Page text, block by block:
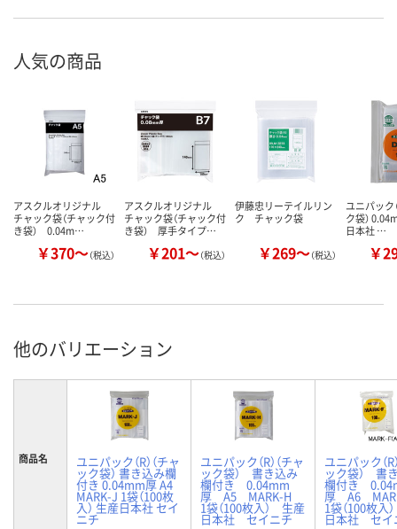
人気の商品
アスクルオリジナル
チャック袋（チャック付
き袋） 0.04m…
￥370～（税込）
アスクルオリジナル
チャック袋（チャック付
き袋） 厚手タイプ…
￥201～（税込）
伊藤忠リーテイルリン
ク チャック袋
￥269～（税込）
ユニパック
ク袋）
日本社 …
￥
他のバリエーション
商品名 ユニパック（R）（チャ
ック袋） 書き込み欄
付き 0.04mm厚 A4
MARK-J 1袋（100枚
入） 生産日本社 セイ
ニチ
ユニパック（R）（チャ
ック袋） 書き込み
欄付き 0.04mm
厚 A5 MARK-H
1袋（100枚入） 生産
日本社 セイニチ
ユニパック（R
ック袋） 書
欄付き
厚 A6
1袋（100枚入
日本社 セイ